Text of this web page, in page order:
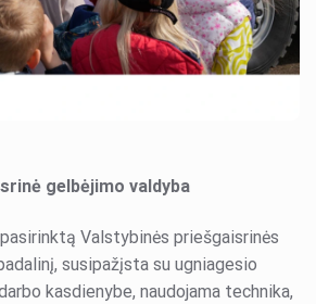
gelbėjimo valdyba
Valstybinės priešgaisrinės
susipažįsta su ugniagesio
kasdienybe, naudojama technika,